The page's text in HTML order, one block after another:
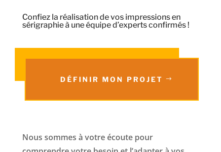
Confiez la réalisation de vos impressions en
sérigraphie à une équipe d’experts confirmés !
DÉFINIR MON PROJET
Nous sommes à votre écoute pour